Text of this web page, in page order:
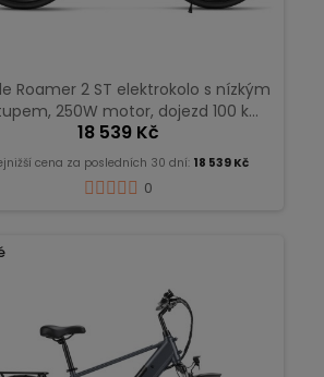
Roamer 2 ST elektrokolo s nízkým
250W motor, dojezd 100 km,
7 rychlostí - Půlnoční Modrá
18 539 Kč
cena za posledních 30 dní: 18 539 Kč
0